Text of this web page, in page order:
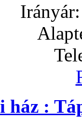
ház :